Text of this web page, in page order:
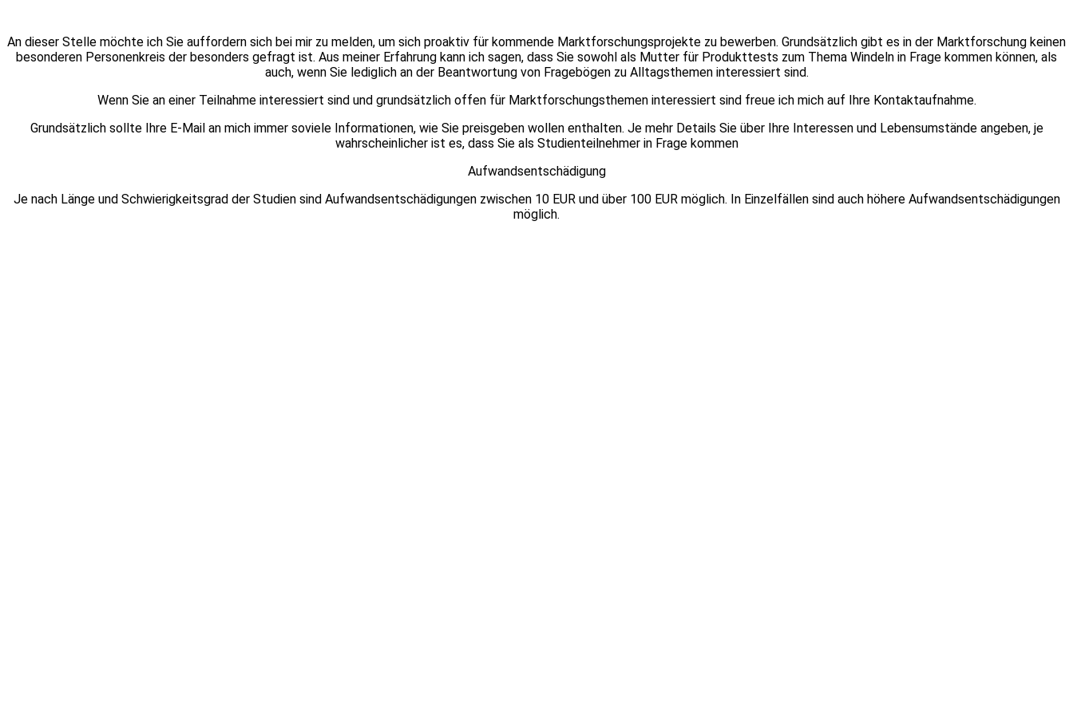
An dieser Stelle möchte ich Sie auffordern sich bei mir zu melden, um sich proaktiv für kommende Marktforschungsprojekte zu bewerben. Grundsätzlich gibt es in der Marktforschung keinen
besonderen Personenkreis der besonders gefragt ist. Aus meiner Erfahrung kann ich sagen, dass Sie sowohl als Mutter für Produkttests zum Thema Windeln in Frage kommen können, als
auch, wenn Sie lediglich an der Beantwortung von Fragebögen zu Alltagsthemen interessiert sind.
Wenn Sie an einer Teilnahme interessiert sind und grundsätzlich offen für Marktforschungsthemen interessiert sind freue ich mich auf Ihre Kontaktaufnahme.
Grundsätzlich sollte Ihre E-Mail an mich immer soviele Informationen, wie Sie preisgeben wollen enthalten. Je mehr Details Sie über Ihre Interessen und Lebensumstände angeben, je
wahrscheinlicher ist es, dass Sie als Studienteilnehmer in Frage kommen
Aufwandsentschädigung
Je nach Länge und Schwierigkeitsgrad der Studien sind Aufwandsentschädigungen zwischen 10 EUR und über 100 EUR möglich. In Einzelfällen sind auch höhere Aufwandsentschädigungen
möglich.